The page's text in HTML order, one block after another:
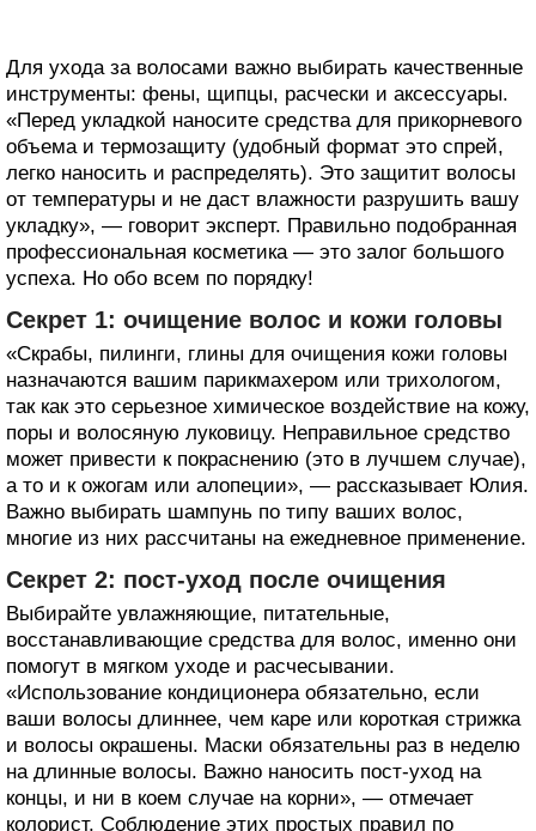
Для ухода за волосами важно выбирать качественные
инструменты: фены, щипцы, расчески и аксессуары.
«Перед укладкой наносите средства для прикорневого
объема и термозащиту (удобный формат это спрей,
легко наносить и распределять). Это защитит волосы
от температуры и не даст влажности разрушить вашу
укладку», — говорит эксперт. Правильно подобранная
профессиональная косметика — это залог большого
успеха. Но обо всем по порядку!
Секрет 1: очищение волос и кожи головы
«Скрабы, пилинги, глины для очищения кожи головы
назначаются вашим парикмахером или трихологом,
так как это серьезное химическое воздействие на кожу,
поры и волосяную луковицу. Неправильное средство
может привести к покраснению (это в лучшем случае),
а то и к ожогам или алопеции», — рассказывает Юлия.
Важно выбирать шампунь по типу ваших волос,
многие из них рассчитаны на ежедневное применение.
Секрет 2: пост-уход после очищения
Выбирайте увлажняющие, питательные,
восстанавливающие средства для волос, именно они
помогут в мягком уходе и расчесывании.
«Использование кондиционера обязательно, если
ваши волосы длиннее, чем каре или короткая стрижка
и волосы окрашены. Маски обязательны раз в неделю
на длинные волосы. Важно наносить пост-уход на
концы, и ни в коем случае на корни», — отмечает
колорист. Соблюдение этих простых правил по